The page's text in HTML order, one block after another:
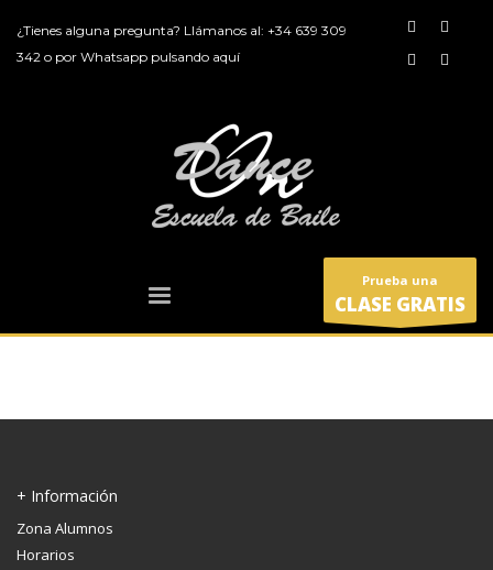
¿Tienes alguna pregunta? Llámanos al: +34 639 309
342 o por Whatsapp pulsando aquí
Prueba una
CLASE GRATIS
+ Información
Zona Alumnos
Horarios